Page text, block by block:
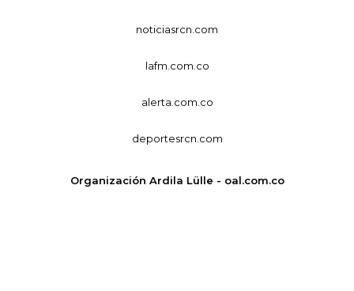
noticiasrcn.com
lafm.com.co
alerta.com.co
deportesrcn.com
Organización Ardila Lülle - oal.com.co